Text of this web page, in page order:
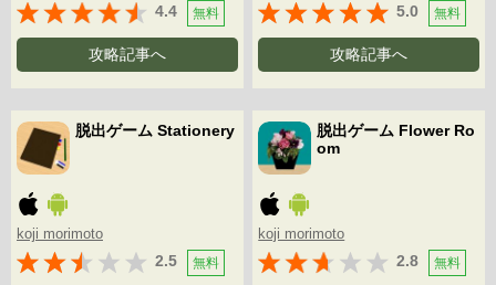
4.4 無料
攻略記事へ
5.0 無料
攻略記事へ
脱出ゲーム Stationery
koji morimoto
2.5 無料
脱出ゲーム Flower Ro
om
koji morimoto
2.8 無料